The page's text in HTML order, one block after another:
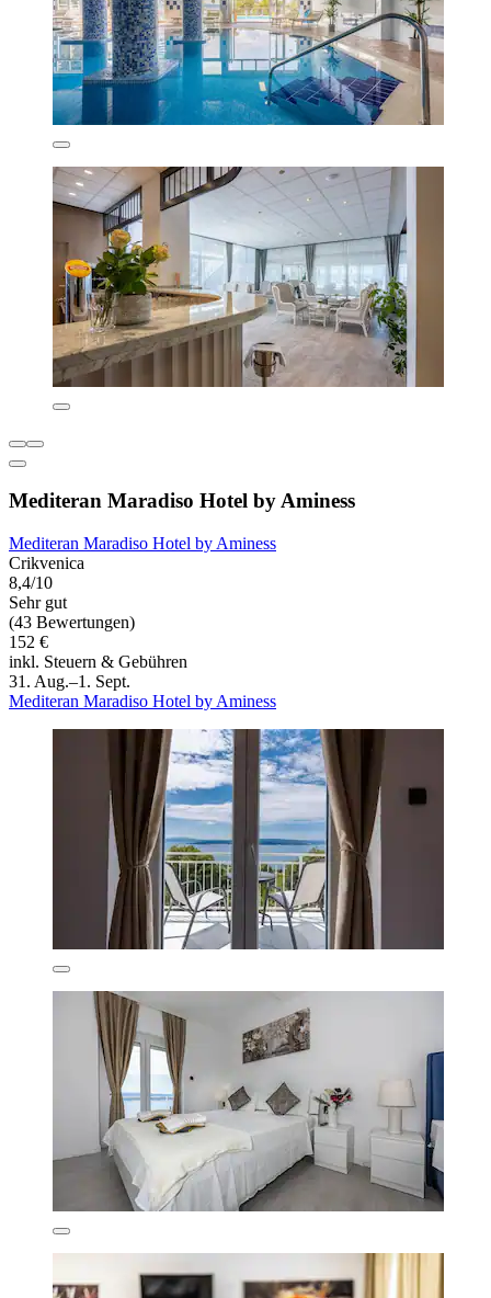
Mediteran Maradiso Hotel by Aminess
Mediteran Maradiso Hotel by Aminess
Crikvenica
8,4/10
Sehr gut
(43 Bewertungen)
152 €
inkl. Steuern & Gebühren
31. Aug.–1. Sept.
Mediteran Maradiso Hotel by Aminess